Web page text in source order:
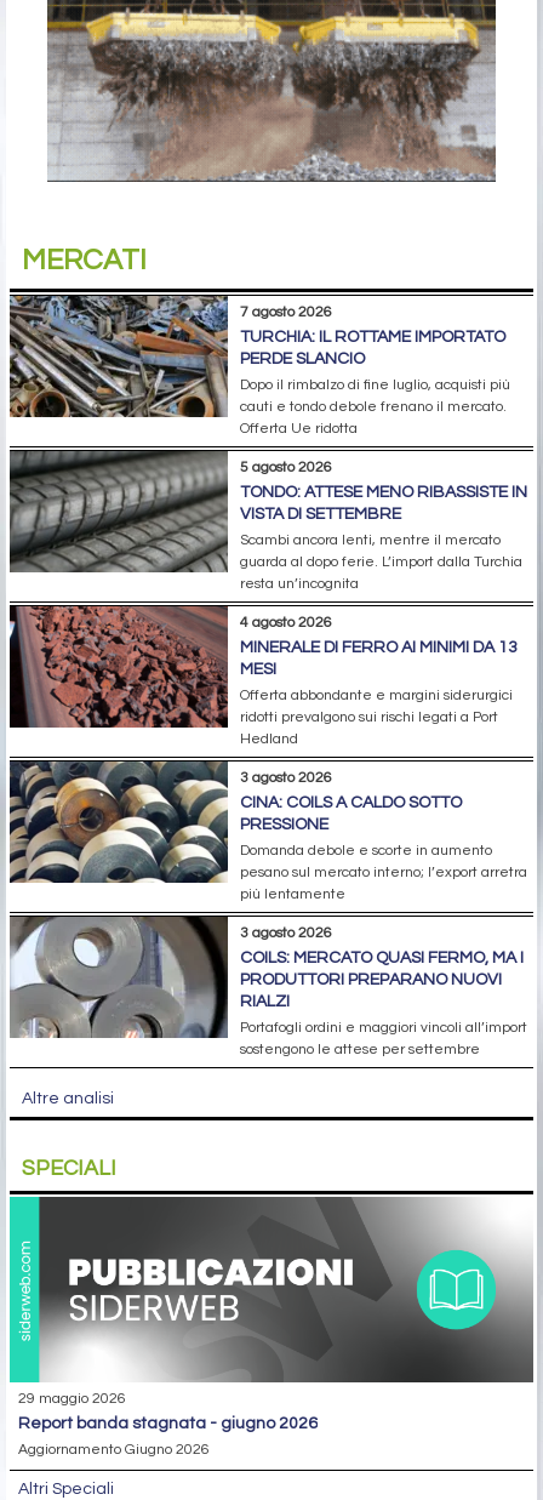
MERCATI
7 agosto 2026
TURCHIA: IL ROTTAME IMPORTATO
PERDE SLANCIO
Dopo il rimbalzo di fine luglio, acquisti più
cauti e tondo debole frenano il mercato.
Offerta Ue ridotta
5 agosto 2026
TONDO: ATTESE MENO RIBASSISTE IN
VISTA DI SETTEMBRE
Scambi ancora lenti, mentre il mercato
guarda al dopo ferie. L’import dalla Turchia
resta un’incognita
4 agosto 2026
MINERALE DI FERRO AI MINIMI DA 13
MESI
Offerta abbondante e margini siderurgici
ridotti prevalgono sui rischi legati a Port
Hedland
3 agosto 2026
CINA: COILS A CALDO SOTTO
PRESSIONE
Domanda debole e scorte in aumento
pesano sul mercato interno; l’export arretra
più lentamente
3 agosto 2026
COILS: MERCATO QUASI FERMO, MA I
PRODUTTORI PREPARANO NUOVI
RIALZI
Portafogli ordini e maggiori vincoli all’import
sostengono le attese per settembre
Altre analisi
SPECIALI
29 maggio 2026
report banda stagnata - giugno 2026
Aggiornamento Giugno 2026
Altri Speciali